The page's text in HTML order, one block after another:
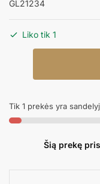
GL21234
Liko tik 1
Folinis
DINOSAUR
GREEN
Tik 1 prekės yra
Šią prekę